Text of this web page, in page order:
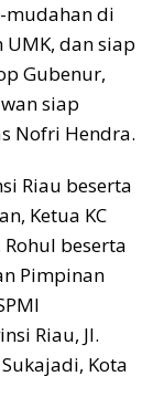
mudahan di
dan siap
Gubenur,
siap
Nofri Hendra.
Riau beserta
Ketua KC
Rohul beserta
Pimpinan
Riau, Jl.
Kota